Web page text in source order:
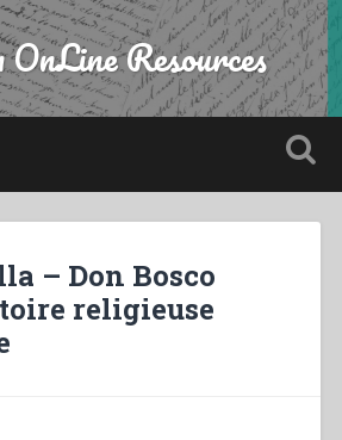
Resources
– Don Bosco
religieuse